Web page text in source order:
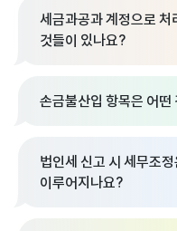
세금과공과 계정으로
것들이 있나요?
손금불산입 항목은 어
법인세 신고 시 세무조
이루어지나요?